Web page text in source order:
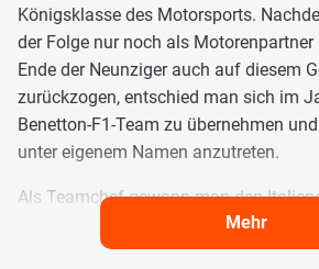
Königsklasse des Motorsports.
der Folge nur noch als
Ende der Neunziger auch auf diesem
zurückzogen, entschied man sich im
Benetton-F1-Team zu übernehmen
unter eigenem Namen anzutreten.
Als Teamchef gewann man den
sich, der 1995 bereits mit Benetton
Schumacherzwei WM-Titel geholt
Mehr